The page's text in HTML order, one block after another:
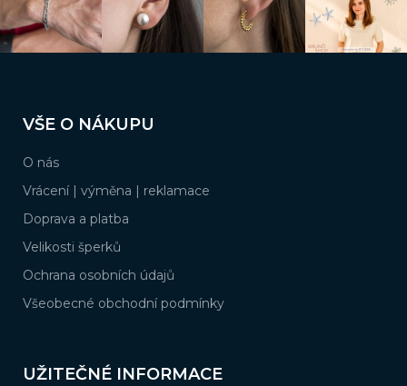
pVŠE O NÁKUPU
O nás
Vrácení | výměna | reklamace
Doprava a platba
Velikosti šperků
Ochrana osobních údajů
Všeobecné obchodní podmínky
UŽITEČNÉ INFORMACE